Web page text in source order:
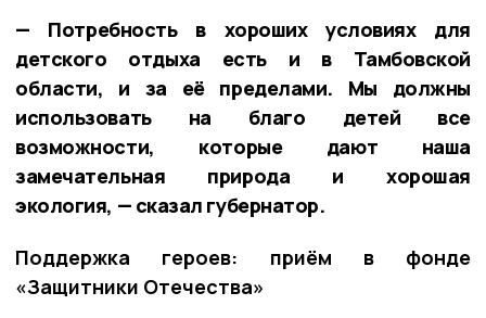
— Потребность в хороших условиях для
детского отдыха есть и в Тамбовской
области, и за её пределами. Мы должны
использовать на благо детей все
возможности, которые дают наша
замечательная природа и хорошая
экология, — сказал губернатор.
Поддержка героев: приём в фонде
«Защитники Отечества»